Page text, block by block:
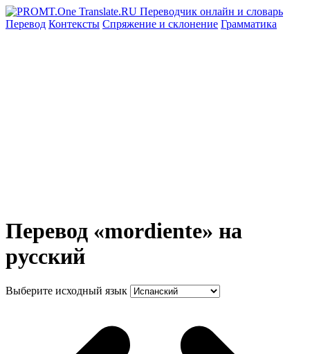
Перевод Контексты Спряжение и склонение Грамматика
Перевод «mordiente» на
русский
Выберите исходный язык